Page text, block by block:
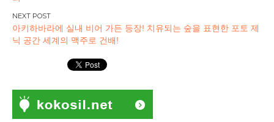
아키하바라에 실내 비어 가든 등장! 치유되는 숲을 표현한 포토 제
닉 공간 세계의 맥주로 건배!